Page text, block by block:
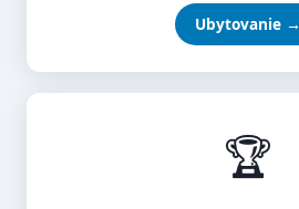
Ubytovanie →
🏆